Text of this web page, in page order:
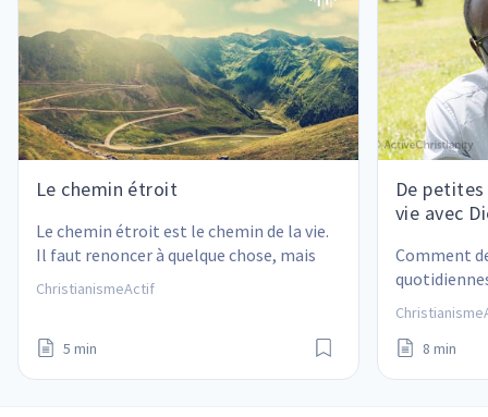
Le chemin étroit
Le chemin étroit est le chemin de la vie.
Il faut renoncer à quelque chose, mais
les résultats sont étonnants !
ChristianismeActif
5 min
De
vie avec
Comment
relation
8 min